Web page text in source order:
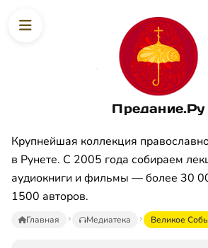
Предание.Ру
Крупнейшая коллекция
в Рунете. С 2005 года собираем
аудиокниги и фильмы — более 30
1500 авторов.
Главная Медиатека Великое